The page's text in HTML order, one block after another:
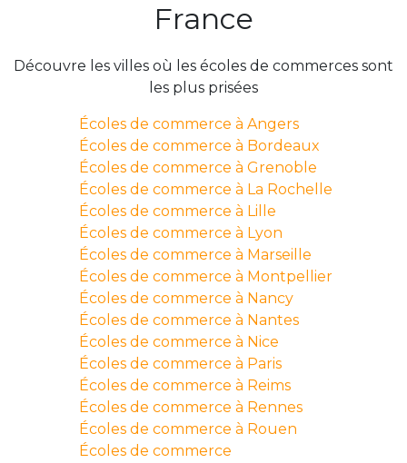
France
Découvre les villes où les écoles de commerces sont
les plus prisées
Écoles de commerce à Angers
Écoles de commerce à Bordeaux
Écoles de commerce à Grenoble
Écoles de commerce à La Rochelle
Écoles de commerce à Lille
Écoles de commerce à Lyon
Écoles de commerce à Marseille
Écoles de commerce à Montpellier
Écoles de commerce à Nancy
Écoles de commerce à Nantes
Écoles de commerce à Nice
Écoles de commerce à Paris
Écoles de commerce à Reims
Écoles de commerce à Rennes
Écoles de commerce à Rouen
Écoles de commerce